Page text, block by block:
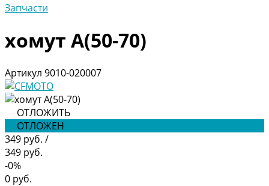
Запчасти
хомут A(50-70)
Артикул 9010-020007
ОТЛОЖИТЬ
ОТЛОЖЕН
349 руб. /
349 руб.
-0%
0 руб.